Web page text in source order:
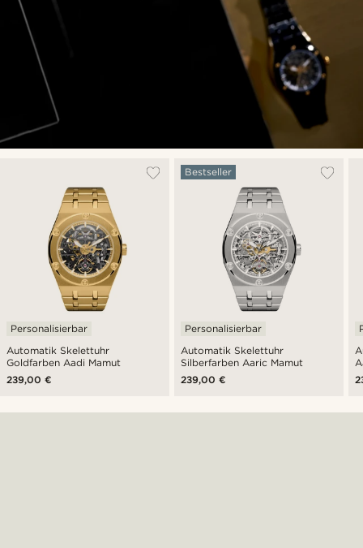
Automatik Skelettuhr
Goldfarben Aadi Mamut
Personalisierbar
239,00 €
Automatik Skelettuhr
Silberfarben Aaric Mamut
Bestseller
Personalisierbar
239,00 €